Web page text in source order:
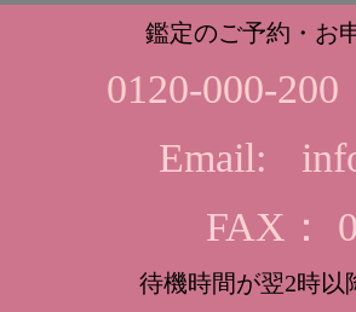
鑑定のご予約・お
0120-000-200
Email:
FAX：
待機時間が翌2時以